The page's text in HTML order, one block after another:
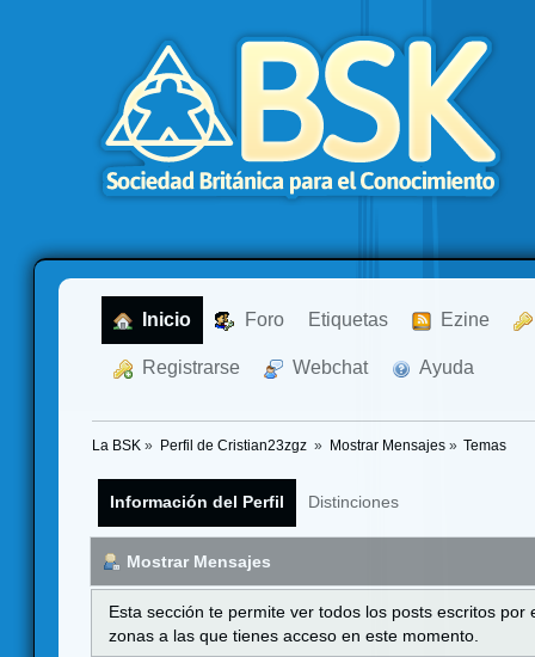
Inicio Foro Etiquetas Ezine
Registrarse Webchat Ayuda
La BSK » Perfil de Cristian23zgz » Mostrar Mensajes» Temas
Información del Perfil Distinciones
Mostrar Mensajes
Esta sección te permite ver todos los posts escritos
zonas a las que tienes acceso en este momento.